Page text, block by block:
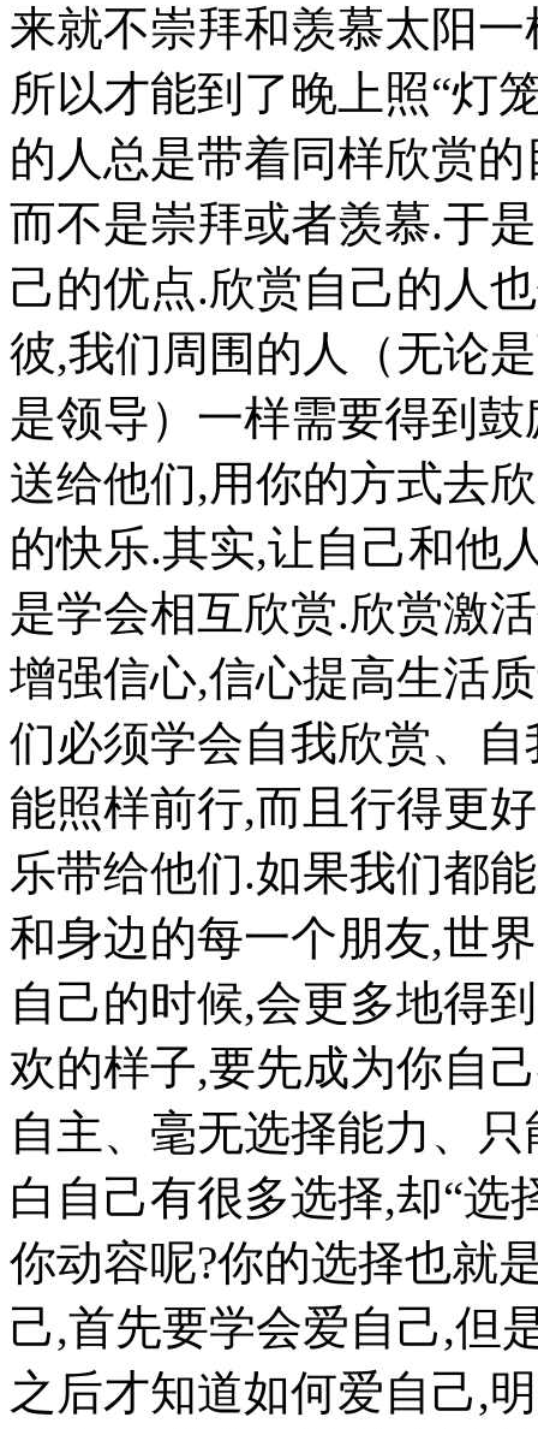
来就不崇拜和羡慕太阳
所以才能到了晚上照“灯
的人总是带着同样欣赏
而不是崇拜或者羡慕.于
己的优点.欣赏自己的人
彼,我们周围的人（无论
是领导）一样需要得到
送给他们,用你的方式去
的快乐.其实,让自己和他
是学会相互欣赏.欣赏激
增强信心,信心提高生活
们必须学会自我欣赏、
能照样前行,而且行得更
乐带给他们.如果我们都
和身边的每一个朋友,世
自己的时候,会更多地得
欢的样子,要先成为你自
自主、毫无选择能力、
白自己有很多选择,却“选
你动容呢?你的选择也就
己,首先要学会爱自己,但
之后才知道如何爱自己,